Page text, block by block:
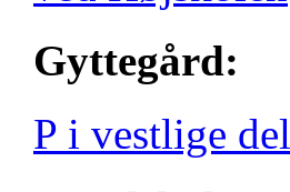
Gyttegård:
P i vestlige del